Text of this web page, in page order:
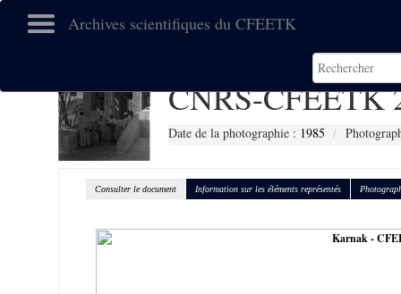
Archives scientifiques du CFEETK
CNRS-CFEETK
Date de la photographie : 1985
Consulter le document Information sur les éléments représentés